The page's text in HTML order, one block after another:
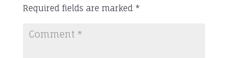
Required fields are marked *